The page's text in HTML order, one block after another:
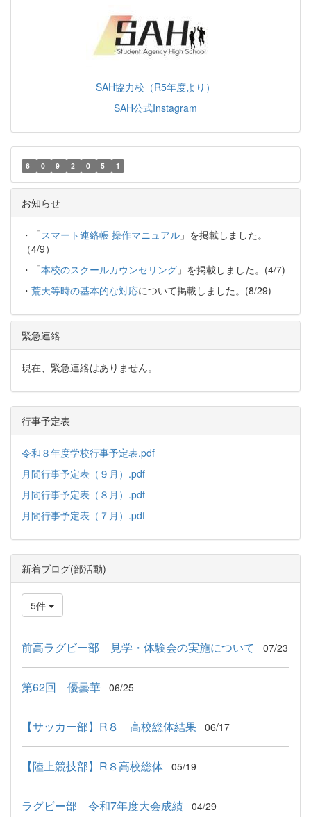
SAH協力校（R5年度より）
SAH公式Instagram
6 0 9 2 0 5 1
お知らせ
・「スマート連絡帳 操作マニュアル 」を掲載しました。
（4/9）
・「本校のスクールカウンセリング 」を掲載しました。(4/7)
・ 荒天等時の基本的な対応について掲載しました。(8/29)
緊急連絡
現在、緊急連絡はありません。
行事予定表
令和８年度学校行事予定表.pdf
月間行事予定表（９月）.pdf
月間行事予定表（８月）.pdf
月間行事予定表（７月）.pdf
新着ブログ(部活動)
5件
前高ラグビー部 見学・体験会の実施について 07/23
第62回 優曇華 06/25
【サッカー部】R８ 高校総体結果 06/17
【陸上競技部】R８高校総体 05/19
ラグビー部 令和7年度大会成績 04/29